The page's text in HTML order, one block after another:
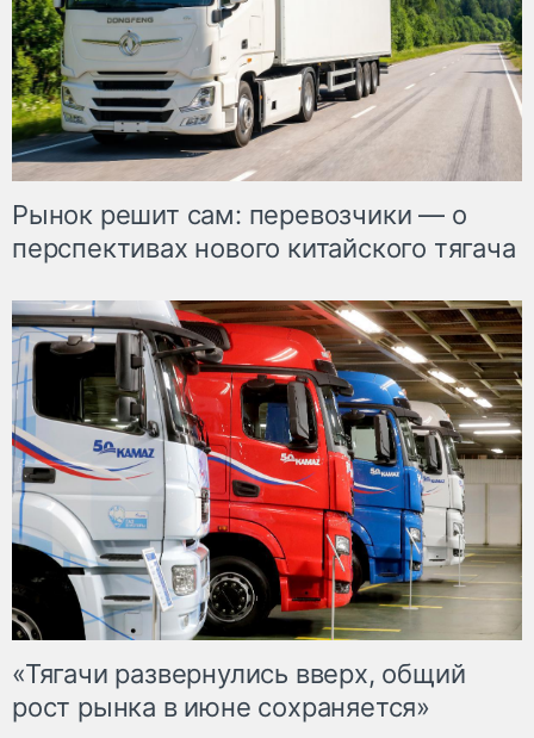
Рынок решит сам: перевозчики — о
перспективах нового китайского тягача
«Тягачи развернулись вверх, общий
рост рынка в июне сохраняется»